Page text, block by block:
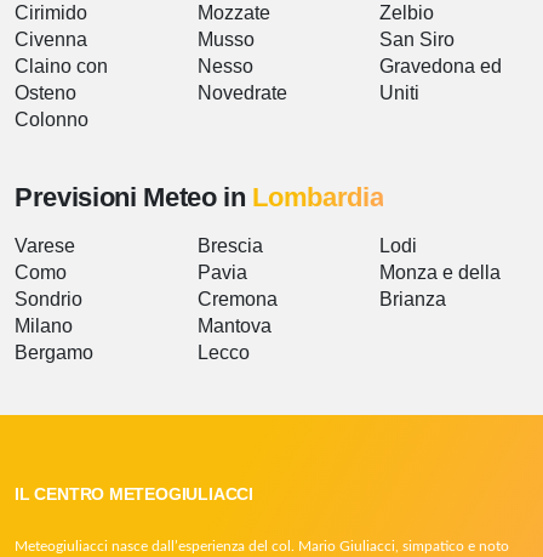
Cirimido
Civenna
Claino con
Osteno
Colonno
Mozzate
Musso
Nesso
Novedrate
Zelbio
San Siro
Gravedona ed
Uniti
Previsioni Meteo in Lombardia
Varese
Como
Sondrio
Milano
Bergamo
Brescia
Pavia
Cremona
Mantova
Lecco
Lodi
Monza e della
Brianza
IL CENTRO METEOGIULIACCI
Meteogiuliacci nasce dall’esperienza del col. Mario Giuliacci, simpatico e noto